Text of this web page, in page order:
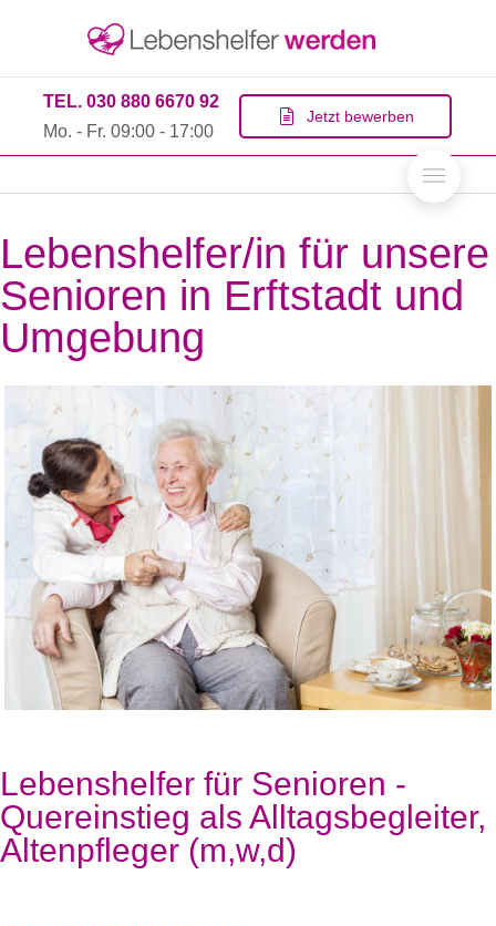
TEL. 030 880 6670 92
Mo. - Fr. 09:00 - 17:00
Jetzt bewerben
Lebenshelfer/in für unsere
Senioren in Erftstadt und
Umgebung
Lebenshelfer für Senioren -
Quereinstieg als Alltagsbegleiter,
Altenpfleger (m,w,d)